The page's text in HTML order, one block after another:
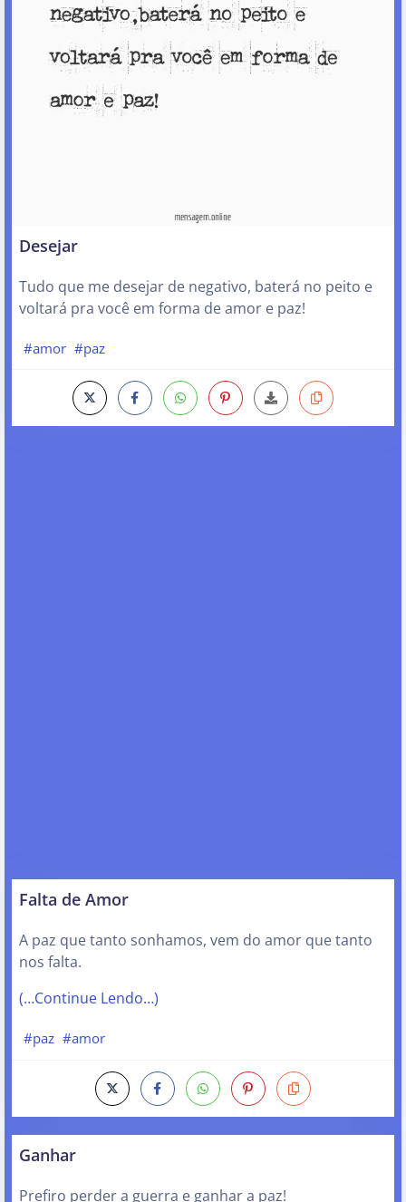
Desejar
Tudo que me desejar de negativo, baterá no peito e
voltará pra você em forma de amor e paz!
#amor #paz
Falta de Amor
A paz que tanto sonhamos, vem do amor que tanto
nos falta.
(…Continue Lendo…)
#paz #amor
Ganhar
Prefiro perder a guerra e ganhar a paz!